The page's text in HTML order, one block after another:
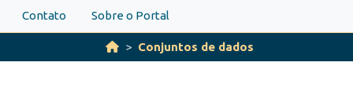
Contato Sobre o Portal
Conjuntos de dados